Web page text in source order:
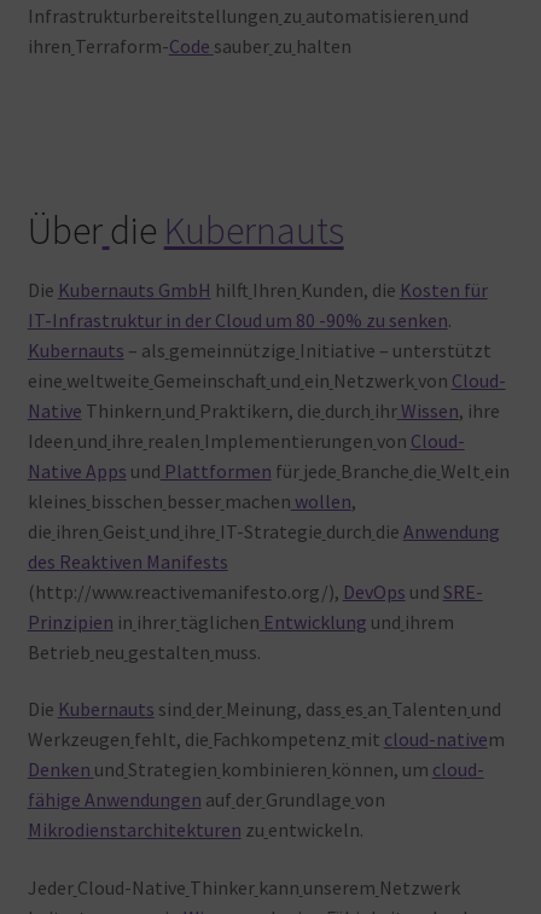
Infrastrukturbereitstellungen zu automatisieren und
ihren Terraform-Code sauber zu halten
Über die Kubernauts
Die Kubernauts GmbH hilft Ihren Kunden, die Kosten für
IT-Infrastruktur in der Cloud um 80 -90% zu senken.
Kubernauts – als gemeinnützige Initiative – unterstützt
eine weltweite Gemeinschaft und ein Netzwerk von Cloud-
Native Thinkern und Praktikern, die durch ihrWissen, ihre
Ideen und ihre realen Implementierungen von Cloud-
Native Apps und Plattformen für jede Branche die Welt ein
kleines bisschen besser machen wollen,
die ihren Geist und ihre IT-Strategie durch die Anwendung
des Reaktiven Manifests
(http://www.reactivemanifesto.org/), DevOps und SRE-
Prinzipien in ihrer täglichen Entwicklung und ihrem
Betrieb neu gestalten muss.
Die Kubernauts sind der Meinung, dass es an Talenten und
Werkzeugen fehlt, die Fachkompetenz mit cloud-nativem
Denken und Strategien kombinieren können, um cloud-
fähige Anwendungen auf der Grundlage von
Mikrodienstarchitekturen zu entwickeln.
Jeder Cloud-Native Thinker kann unserem Netzwerk